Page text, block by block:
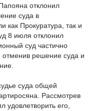
отклонил
суда в
как Прокуратура, так и
8 июля отклонил
суд частично
отменив решение суда и
суда общей
Рассмотрев
удовлетворить его,